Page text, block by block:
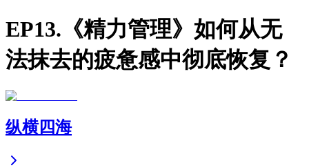
EP13.《精力管理》如何从无
法抹去的疲惫感中彻底恢复？
纵横四海